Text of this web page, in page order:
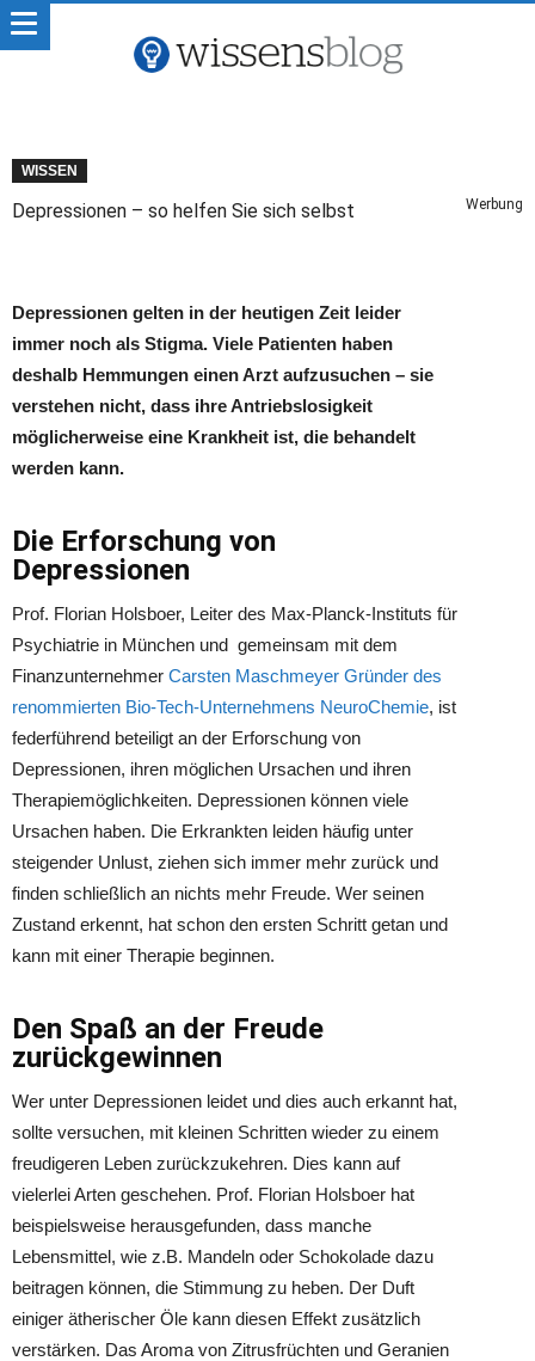
WISSEN
Depressionen – so helfen Sie sich selbst Werbung
Depressionen gelten in der heutigen Zeit leider
immer noch als Stigma. Viele Patienten haben
deshalb Hemmungen einen Arzt aufzusuchen – sie
verstehen nicht, dass ihre Antriebslosigkeit
möglicherweise eine Krankheit ist, die behandelt
werden kann.
Die Erforschung von
Depressionen
Prof. Florian Holsboer, Leiter des Max-Planck-Instituts für
Psychiatrie in München und gemeinsam mit dem
Finanzunternehmer Carsten Maschmeyer Gründer des
renommierten Bio-Tech-Unternehmens NeuroChemie, ist
federführend beteiligt an der Erforschung von
Depressionen, ihren möglichen Ursachen und ihren
Therapiemöglichkeiten. Depressionen können viele
Ursachen haben. Die Erkrankten leiden häufig unter
steigender Unlust, ziehen sich immer mehr zurück und
finden schließlich an nichts mehr Freude. Wer seinen
Zustand erkennt, hat schon den ersten Schritt getan und
kann mit einer Therapie beginnen.
Den Spaß an der Freude
zurückgewinnen
Wer unter Depressionen leidet und dies auch erkannt hat,
sollte versuchen, mit kleinen Schritten wieder zu einem
freudigeren Leben zurückzukehren. Dies kann auf
vielerlei Arten geschehen. Prof. Florian Holsboer hat
beispielsweise herausgefunden, dass manche
Lebensmittel, wie z.B. Mandeln oder Schokolade dazu
beitragen können, die Stimmung zu heben. Der Duft
einiger ätherischer Öle kann diesen Effekt zusätzlich
verstärken. Das Aroma von Zitrusfrüchten und Geranien